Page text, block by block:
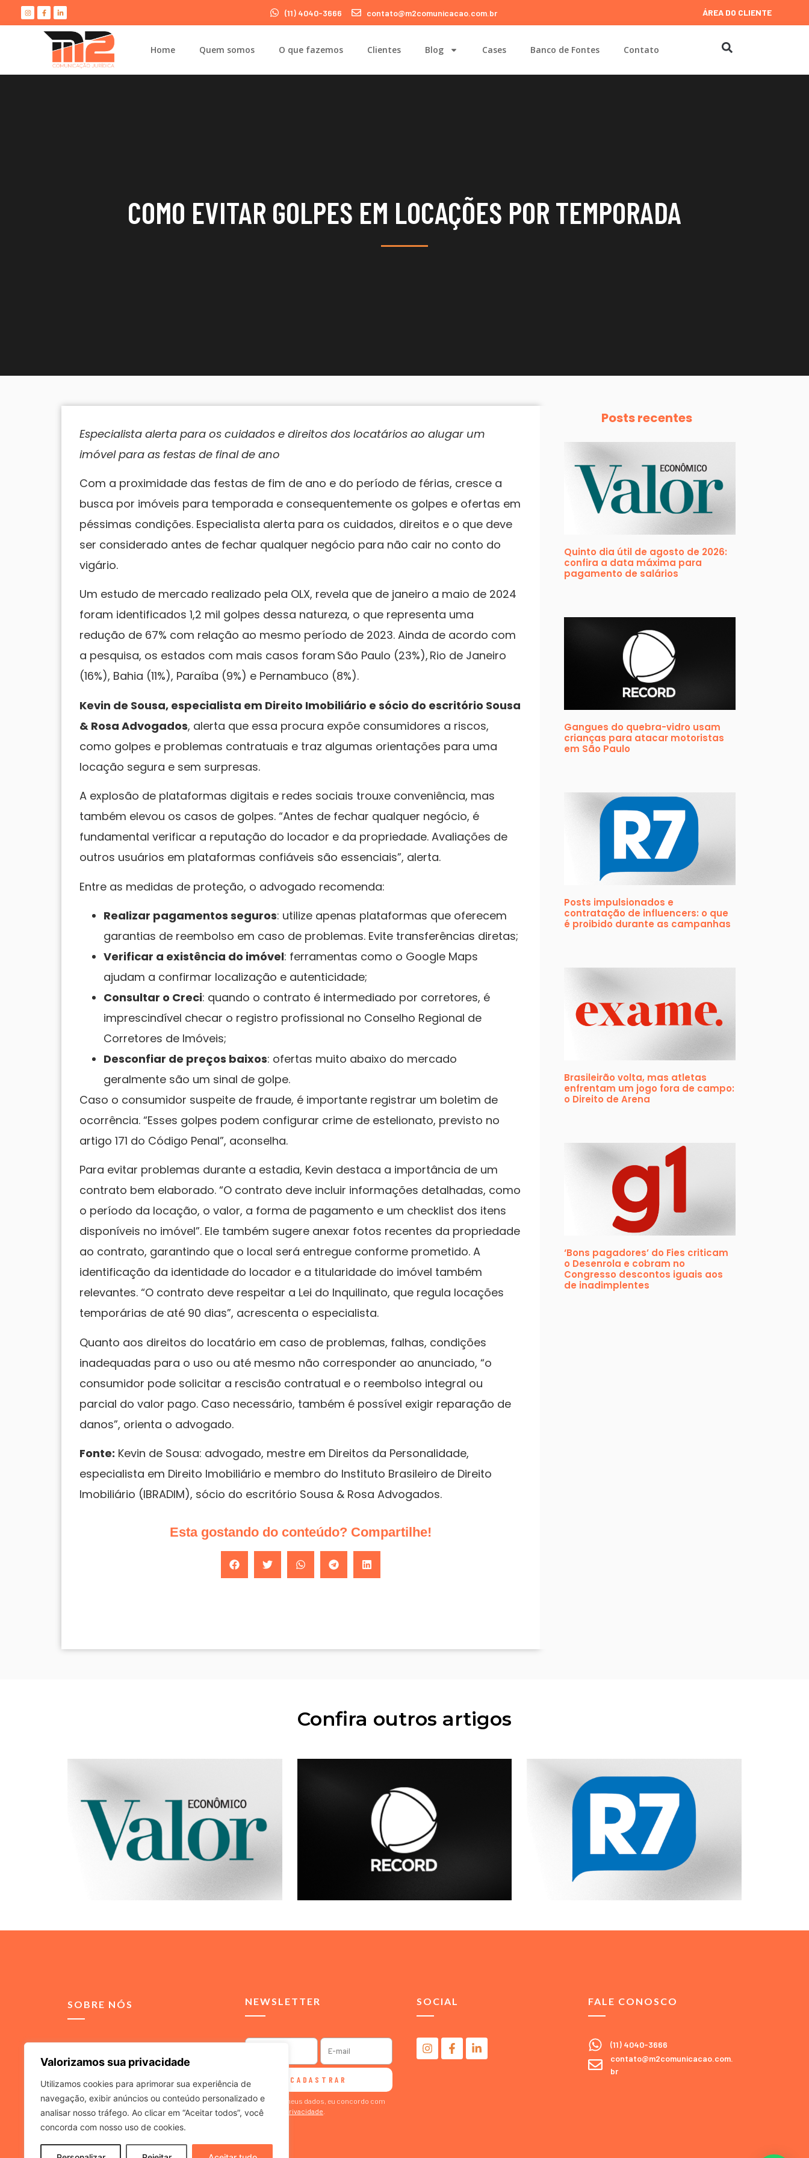
Valorizamos sua privacidade
Utilizamos cookies para aprimorar sua experiência de
navegação, exibir anúncios ou conteúdo personalizado e
analisar nosso tráfego. Ao clicar em “Aceitar todos”, você
concorda com nosso uso de cookies.
(11) 4040-3666 contato@m2comunicacao.com.br ÁREA DO CLIENTE
Home Quem somos O que fazemos Clientes Blog Cases Banco de Fontes Contato
COMO EVITAR GOLPES EM LOCAÇÕES POR TEMPORADA
Especialista alerta para os cuidados e direitos dos locatários ao alugar um
imóvel para as festas de final de ano
Com a proximidade das festas de fim de ano e do período de férias, cresce a
busca por imóveis para temporada e consequentemente os golpes e ofertas em
péssimas condições. Especialista alerta para os cuidados, direitos e o que deve
ser considerado antes de fechar qualquer negócio para não cair no conto do
vigário.
Um estudo de mercado realizado pela OLX, revela que de janeiro a maio de 2024
foram identificados 1,2 mil golpes dessa natureza, o que representa uma
redução de 67% com relação ao mesmo período de 2023. Ainda de acordo com
a pesquisa, os estados com mais casos foram São Paulo (23%), Rio de Janeiro
(16%), Bahia (11%), Paraíba (9%) e Pernambuco (8%).
Kevin de Sousa, especialista em Direito Imobiliário e sócio do escritório Sousa
& Rosa Advogados, alerta que essa procura expõe consumidores a riscos,
como golpes e problemas contratuais e traz algumas orientações para uma
locação segura e sem surpresas.
A explosão de plataformas digitais e redes sociais trouxe conveniência, mas
também elevou os casos de golpes. “Antes de fechar qualquer negócio, é
fundamental verificar a reputação do locador e da propriedade. Avaliações de
outros usuários em plataformas confiáveis são essenciais”, alerta.
Entre as medidas de proteção, o advogado recomenda:
Realizar pagamentos seguros: utilize apenas plataformas que oferecem
garantias de reembolso em caso de problemas. Evite transferências diretas;
Verificar a existência do imóvel: ferramentas como o Google Maps
ajudam a confirmar localização e autenticidade;
Consultar o Creci: quando o contrato é intermediado por corretores, é
imprescindível checar o registro profissional no Conselho Regional de
Corretores de Imóveis;
Desconfiar de preços baixos: ofertas muito abaixo do mercado
geralmente são um sinal de golpe.
Caso o consumidor suspeite de fraude, é importante registrar um boletim de
ocorrência. “Esses golpes podem configurar crime de estelionato, previsto no
artigo 171 do Código Penal”, aconselha.
Para evitar problemas durante a estadia, Kevin destaca a importância de um
contrato bem elaborado. “O contrato deve incluir informações detalhadas, como
o período da locação, o valor, a forma de pagamento e um checklist dos itens
disponíveis no imóvel”. Ele também sugere anexar fotos recentes da propriedade
ao contrato, garantindo que o local será entregue conforme prometido. A
identificação da identidade do locador e a titularidade do imóvel também
relevantes. “O contrato deve respeitar a Lei do Inquilinato, que regula locações
temporárias de até 90 dias”, acrescenta o especialista.
Quanto aos direitos do locatário em caso de problemas, falhas, condições
inadequadas para o uso ou até mesmo não corresponder ao anunciado, “o
consumidor pode solicitar a rescisão contratual e o reembolso integral ou
parcial do valor pago. Caso necessário, também é possível exigir reparação de
danos”, orienta o advogado.
Fonte: Kevin de Sousa: advogado, mestre em Direitos da Personalidade,
especialista em Direito Imobiliário e membro do Instituto Brasileiro de Direito
Imobiliário (IBRADIM), sócio do escritório Sousa & Rosa Advogados.
Esta gostando do conteúdo? Compartilhe!
Posts recentes
Quinto dia útil de agosto de 2026:
confira a data máxima para
pagamento de salários
Gangues do quebra-vidro usam
crianças para atacar motoristas
em São Paulo
Posts impulsionados e
contratação de influencers: o que
é proibido durante as campanhas
Brasileirão volta, mas atletas
enfrentam um jogo fora de campo:
o Direito de Arena
‘Bons pagadores’ do Fies criticam
o Desenrola e cobram no
Congresso descontos iguais aos
de inadimplentes
Confira outros artigos
SOBRE NÓS
comunicação integrada,
relacionamento para
advogados e escritórios de
advocacia.
NEWSLETTER
CADASTRAR
Ao informar meus dados, eu concordo com
aPolítica de Privacidade
SOCIAL FALE CONOSCO
(11) 4040-3666
contato@m2comunicacao.com.
br